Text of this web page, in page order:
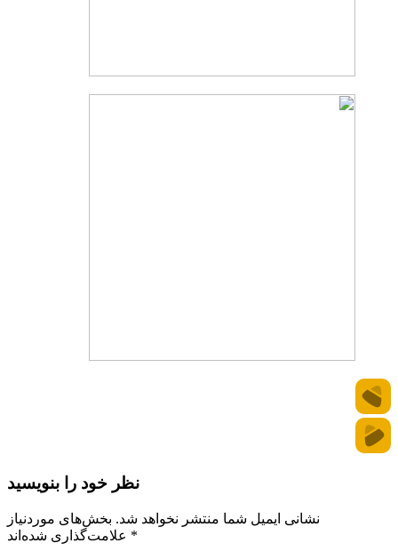
نظر خود را بنویسید
نشانی ایمیل شما منتشر نخواهد شد. بخش‌های موردنیاز
*